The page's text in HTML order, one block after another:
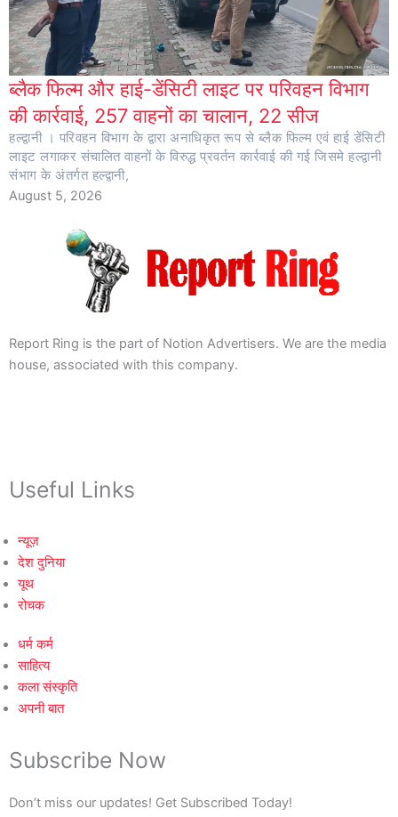
ब्लैक फिल्म और हाई-डेंसिटी लाइट पर परिवहन विभाग
की कार्रवाई, 257 वाहनों का चालान, 22 सीज
हल्द्वानी । परिवहन विभाग के द्वारा अनाधिकृत रूप से ब्लैक फिल्म एवं हाई डेंसिटी
लाइट लगाकर संचालित वाहनों के विरुद्ध प्रवर्तन कार्रवाई की गई जिसमे हल्द्वानी
संभाग के अंतर्गत हल्द्वानी,
August 5, 2026
Report Ring is the part of Notion Advertisers. We are the media
house, associated with this company.
Useful Links
न्यूज़
देश दुनिया
यूथ
रोचक
धर्म कर्म
साहित्य
कला संस्कृति
अपनी बात
Subscribe Now
Don’t miss our updates! Get Subscribed Today!